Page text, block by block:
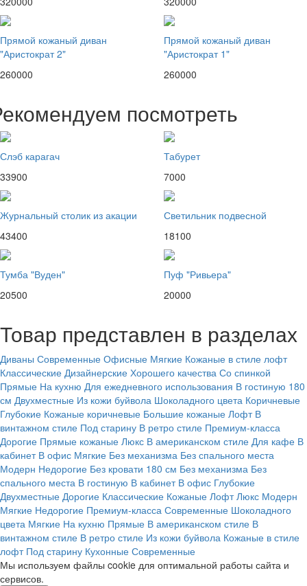
Прямой кожаный диван
"Аристократ 2"
260000
Прямой кожаный диван
"Аристократ 1"
260000
посмотреть
Слэб карагач
33900
Табурет
7000
Журнальный столик из акации
43400
Светильник подвесной
18100
Тумба "Вуден"
20500
Пуф "Ривьера"
20000
Товар представлен в разделах
Диваны Современные Офисные Мягкие Кожаные в стиле лофт
Классические Дизайнерские Хорошего качества Со спинкой
Прямые На кухню Для ежедневного использования В гостиную 180
см Двухместные Из кожи буйвола Шоколадного цвета Коричневые
Глубокие Кожаные коричневые Большие кожаные Лофт В
винтажном стиле Под старину В ретро стиле Премиум-класса
Дорогие Прямые кожаные Люкс В американском стиле Для кафе В
кабинет В офис Мягкие Без механизма Без спального места
Модерн Недорогие Без кровати 180 см Без механизма Без
спального места В гостиную В кабинет В офис Глубокие
Двухместные Дорогие Классические Кожаные Лофт Люкс Модерн
Мягкие Недорогие Премиум-класса Современные Шоколадного
цвета Мягкие На кухню Прямые В американском стиле В
винтажном стиле В ретро стиле Из кожи буйвола Кожаные в стиле
лофт Под старину Кухонные Современные
Мы используем файлы cookie для оптимальной работы сайта и
сервисов.